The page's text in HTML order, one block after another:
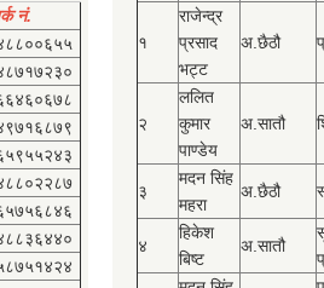
नं.
१
राजेन्द्र
प्रसाद
भट्ट
अ.छैठौ
२
ललित
कुमार
पाण्डेय
अ.सातौ
३
मदन सिंह
महरा
अ.छैठौ
४
हिकेश
बिष्‍ट
अ.सातौ